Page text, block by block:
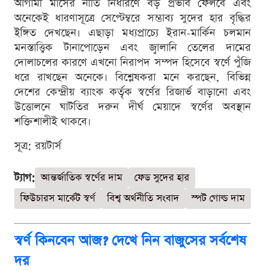
আগামী মাসের নীতি নির্ধারণে বড় প্রভাব ফেলবে এবং
অনেকেই ধারণাসূত্রে সেপ্টেম্বরে সম্ভাব্য সুদের হার বৃদ্ধির
ইঙ্গিত দেখছেন। এছাড়া মধ্যপ্রাচ্যে ইরান-মার্কিন চলমান
মনস্তাত্ত্বিক টানাপোড়েন এবং জ্বালানি তেলের দামের
দোলাচলের কারণে এখনো নিরাপদ সম্পদ হিসেবে স্বর্ণে পুঁজি
ধরে রাখছেন অনেকে। বিশ্লেষকরা মনে করছেন, বিভিন্ন
দেশের কেন্দ্রীয় ব্যাংক কর্তৃক স্বর্ণের রিজার্ভ বাড়ানো এবং
উত্তোলনে ঘাটতির দরুন দীর্ঘ মেয়াদে স্বর্ণের অবস্থান
শক্তিশালীই থাকবে।
সূত্র: রয়টার্স
ট্যাগ: আন্তর্জাতিক স্বর্ণের দাম
ফেড সুদের হার
ফিউচারস মার্কেট স্বর্ণ
বিশ্ব অর্থনীতি সংবাদ স্পট গোল্ড দাম
স্বর্ণ কিনবেন আজ? দেখে নিন বাজুসের সর্বশেষ
দর